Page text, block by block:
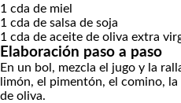
1 cda de miel
1 cda de salsa de soja
1 cda de aceite de oliva extra
Elaboración paso a paso
En un bol, mezcla el jugo y la
limón, el pimentón, el comino,
de oliva.